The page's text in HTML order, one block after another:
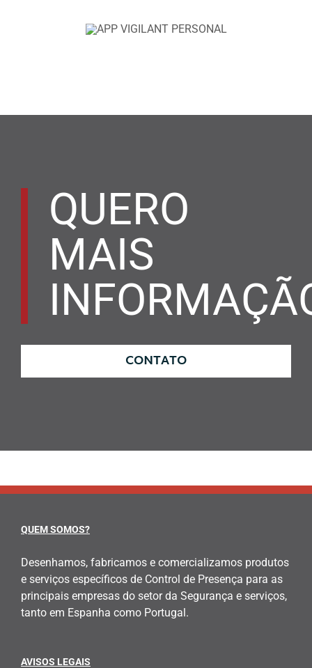
QUERO
MAIS
CONTATO
QUEM SOMOS?
Desenhamos, fabricamos e comercializamos produtos
e serviços específicos de Control de Presença para as
principais empresas do setor da Segurança e serviços,
tanto em Espanha como Portugal.
AVISOS LEGAIS